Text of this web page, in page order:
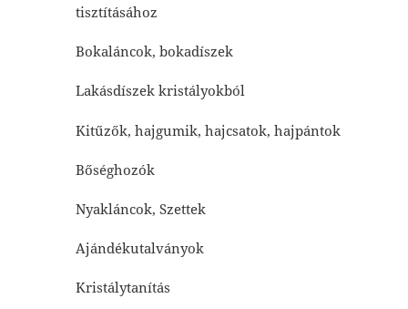
tisztításához
Bokaláncok, bokadíszek
Lakásdíszek kristályokból
Kitűzők, hajgumik, hajcsatok, hajpántok
Bőséghozók
Nyakláncok, Szettek
Ajándékutalványok
Kristálytanítás